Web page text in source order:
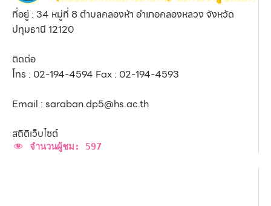
ที่อยู่ : 34 หมู่ที่ 8 ตำบลคลองห้า อำเภอคลองหลวง จังหวัด
ปทุมธานี 12120
ติดต่อ
โทร : 02-194-4594 Fax : 02-194-4593
Email : saraban.dp5@hs.ac.th
สถิติเว็บไซต์
จำนวนผู้ชม: 597